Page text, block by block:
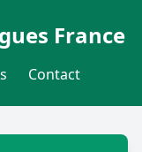
France
Contact